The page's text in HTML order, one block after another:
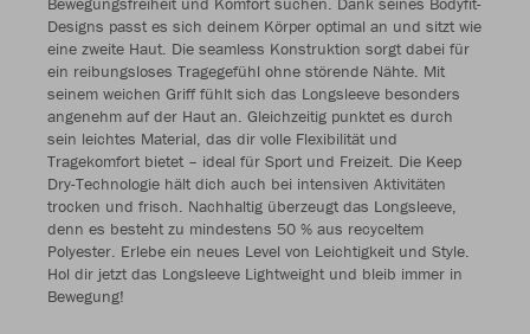
Designs passt es sich deinem Körper optimal an und sitzt wie
eine zweite Haut. Die seamless Konstruktion sorgt dabei für
ein reibungsloses Tragegefühl ohne störende Nähte. Mit
seinem weichen Griff fühlt sich das Longsleeve besonders
angenehm auf der Haut an. Gleichzeitig punktet es durch
sein leichtes Material, das dir volle Flexibilität und
Tragekomfort bietet – ideal für Sport und Freizeit. Die Keep
Dry-Technologie hält dich auch bei intensiven Aktivitäten
trocken und frisch. Nachhaltig überzeugt das Longsleeve,
denn es besteht zu mindestens 50 % aus recyceltem
Polyester. Erlebe ein neues Level von Leichtigkeit und Style.
Hol dir jetzt das Longsleeve Lightweight und bleib immer in
Bewegung!